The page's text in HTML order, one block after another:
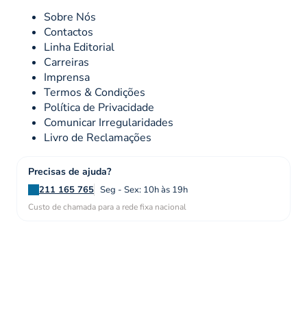
Sobre Nós
Contactos
Linha Editorial
Carreiras
Imprensa
Termos & Condições
Política de Privacidade
Comunicar Irregularidades
Livro de Reclamações
Precisas de ajuda?
211 165 765 Seg - Sex: 10h às 19h
Custo de chamada para a rede fixa nacional